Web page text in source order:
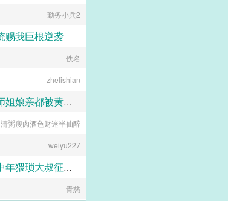
勤务小兵2
赐我巨根逆袭
lzymyyear
佚名
zhelishian
身为少宗主的我，青梅师姐娘亲都被黄毛牛走了
江南大刀2012
清粥瘦肉酒色财迷半仙醉
weiyu227
花落泥潭：女神总裁被中年猥琐大叔征服沦为母狗孕妻
暖海
青慈